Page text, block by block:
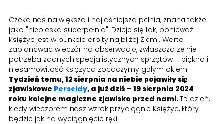
Czeka nas największa i najjaśniejsza pełnia, znana także
jako "niebieska superpełnia". Dzieje się tak, ponieważ
Księżyc jest w punkcie orbity najbliżej Ziemi. Warto
zaplanować wieczór na obserwację, zwłaszcza że nie
potrzeba żadnych specjalistycznych sprzętów – piękno i
niesamowitość Księżyca zobaczymy gołym okiem.
Tydzień temu, 12 sierpnia na niebie pojawiły się
zjawiskowe Perseidy, a już dziś – 19 sierpnia 2024
roku kolejne magiczne zjawisko przed nami.To dzień,
kiedy wieczorem nasz wzrok przyciągnie Księżyc, który
będzie jak na wyciągnięcie ręki.